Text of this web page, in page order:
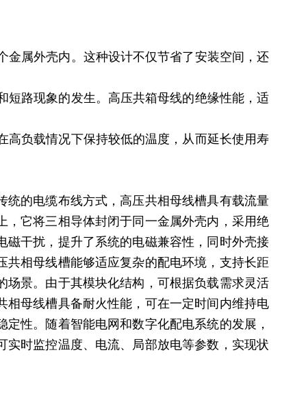
金属外壳内。这种设计不仅节省了安装空间，还
短路现象的发生。高压共箱母线的绝缘性能，适
高负载情况下保持较低的温度，从而延长使用寿
的电缆布线方式，高压共相母线槽具有载流量
它将三相导体封闭于同一金属外壳内，采用绝
干扰，提升了系统的电磁兼容性，同时外壳接
相母线槽能够适应复杂的配电环境，支持长距
景。由于其模块化结构，可根据负载需求灵活
母线槽具备耐火性能，可在一定时间内维持电
性。随着智能电网和数字化配电系统的发展，
时监控温度、电流、局部放电等参数，实现状